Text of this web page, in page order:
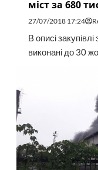
міст за 680
27/07/2018 17:24
В описі
виконані до 30